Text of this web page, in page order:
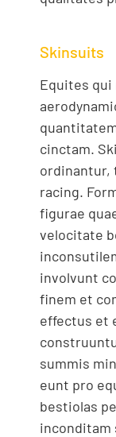
Skinsuits
Equites
cinctam.
ordinantur,
racing.
figurae
velocitate
involvunt
finem et
effectus et
summis
eunt pro
bestiolas
inconditam